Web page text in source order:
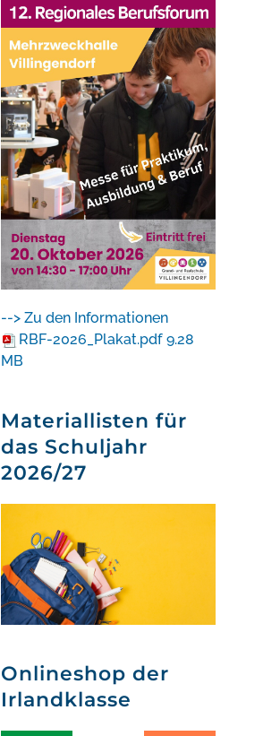
--> Zu den Informationen
RBF-2026_Plakat.pdf 9.28
MB
Materiallisten für
das Schuljahr
2026/27
Onlineshop der
Irlandklasse